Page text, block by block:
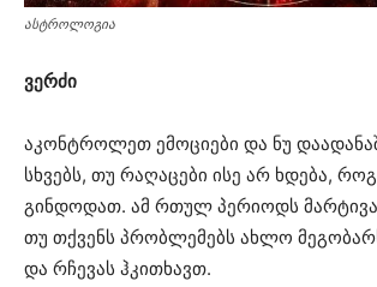
ასტროლოგია
ვერძი
აკონტროლეთ ემოციები და ნუ
სხვებს, თუ რაღაცები ისე არ ხდება,
გინდოდათ. ამ რთულ პერიოდს
თუ თქვენს პრობლემებს ახლო
და რჩევას ჰკითხავთ.